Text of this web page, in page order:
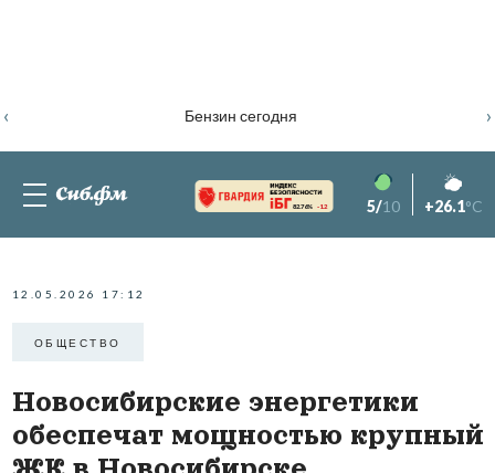
Бензин сегодня
‹ ›
82.76% -1.2 5/10 +26.1°C
12.05.2026 17:12
ОБЩЕСТВО
Новосибирские энергетики
обеспечат мощностью крупный